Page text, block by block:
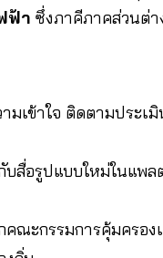
ฟ้า ซึ่งภาคีภาคส่วนต่า
มเข้าใจ ติดตามประ
บสื่อรูปแบบใหม่ในแพ
คณะกรรมการคุ้มครอง